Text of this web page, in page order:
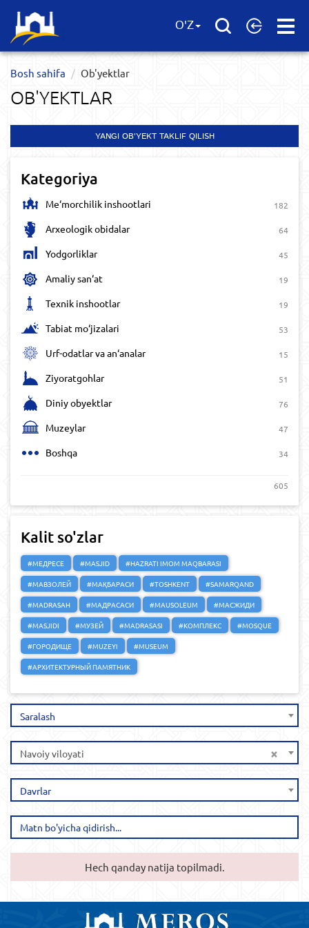
Open
O'Z
Bosh sahifa Ob'yektlar​
OB'YEKTLAR​
YANGI OB'YEKT TAKLIF QILISH
Kategoriya
Me‘morchilik inshootlari 182
Arxeologik obidalar 64
Yodgorliklar 45
Amaliy san‘at 19
Texnik inshootlar 19
Tabiat mo‘jizalari 53
Urf-odatlar va an‘analar 15
Ziyoratgohlar 51
Diniy obyektlar 76
Muzeylar 47
Boshqa 34
605
Kalit so'zlar
#МЕДРЕСЕ #MASJID
#HAZRATI IMOM MAQBARASI
#МАВЗОЛЕЙ
#МАҚБАРАСИ #TOSHKENT
#SAMARQAND
#MADRASAH
#МАДРАСАСИ #MAUSOLEUM
#МАСЖИДИ
#MASJIDI
#МУЗЕЙ #MADRASASI #КОМПЛЕКС
#MOSQUE
#ГОРОДИЩЕ
#MUZEYI
#MUSEUM
#АРХИТЕКТУРНЫЙ ПАМЯТНИК
Saralash
×
Navoiy viloyati
Davrlar
Hech qanday natija topilmadi.